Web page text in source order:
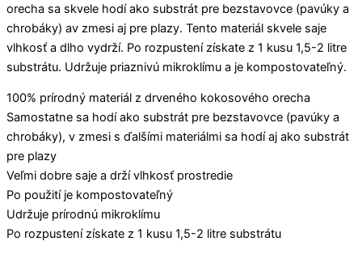
orecha sa skvele hodí ako substrát pre bezstavovce (pavúky a
chrobáky) av zmesi aj pre plazy. Tento materiál skvele saje
vlhkosť a dlho vydrží. Po rozpustení získate z 1 kusu 1,5-2 litre
substrátu. Udržuje priaznivú mikroklímu a je kompostovateľný.
100% prírodný materiál z drveného kokosového orecha
Samostatne sa hodí ako substrát pre bezstavovce (pavúky a
chrobáky), v zmesi s ďalšími materiálmi sa hodí aj ako substrát
pre plazy
Veľmi dobre saje a drží vlhkosť prostredie
Po použití je kompostovateľný
Udržuje prírodnú mikroklímu
Po rozpustení získate z 1 kusu 1,5-2 litre substrátu